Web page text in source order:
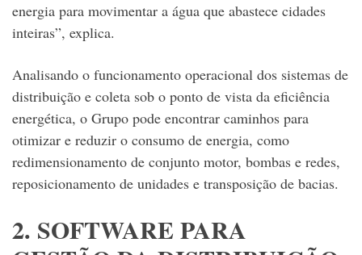
energia para movimentar a água que abastece cidades
inteiras”, explica.
Analisando o funcionamento operacional dos sistemas de
distribuição e coleta sob o ponto de vista da eficiência
energética, o Grupo pode encontrar caminhos para
otimizar e reduzir o consumo de energia, como
redimensionamento de conjunto motor, bombas e redes,
reposicionamento de unidades e transposição de bacias.
2. SOFTWARE PARA